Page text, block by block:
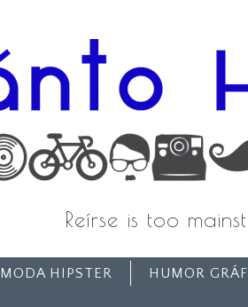
Reírse is too
MODA HIPSTER HUMOR